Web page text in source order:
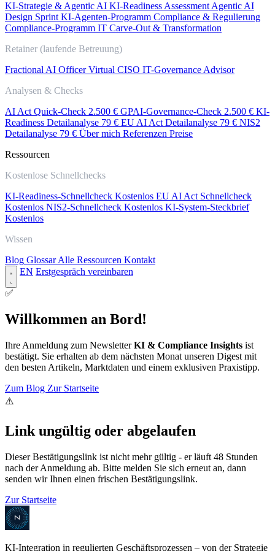
KI-Strategie & Agentic AI KI-Readiness Assessment Agentic AI
Design Sprint KI-Agenten-Programm Compliance & Regulierung
Compliance-Programm IT Carve-Out & Transformation
Retainer (laufende Betreuung)
Fractional AI Officer Virtual CISO IT-Governance Advisor
Analysen & Checks
AI Act Quick-Check 2.500 € GPAI-Governance-Check 2.500 € KI-
Readiness Detailanalyse 79 € EU AI Act Detailanalyse 79 € NIS2
Detailanalyse 79 € Über mich Referenzen Preise
Ressourcen
Kostenlose Schnellchecks
KI-Readiness-Schnellcheck Kostenlos EU AI Act Schnellcheck
Kostenlos NIS2-Schnellcheck Kostenlos KI-System-Steckbrief
Kostenlos
Wissen
Blog Glossar Alle Ressourcen Kontakt
EN Erstgespräch vereinbaren
✅
Willkommen an Bord!
Ihre Anmeldung zum NewsletterKI & Compliance Insights ist
bestätigt. Sie erhalten ab dem nächsten Monat unseren Digest mit
den besten Artikeln, Marktdaten und einem exklusiven Praxistipp.
Zum Blog Zur Startseite
⚠️
Link ungültig oder abgelaufen
Dieser Bestätigungslink ist nicht mehr gültig - er läuft 48 Stunden
nach der Anmeldung ab. Bitte melden Sie sich erneut an, dann
senden wir Ihnen einen frischen Bestätigungslink.
Zur Startseite
KI-Integration in regulierten Geschäftsprozessen – von der Strategie